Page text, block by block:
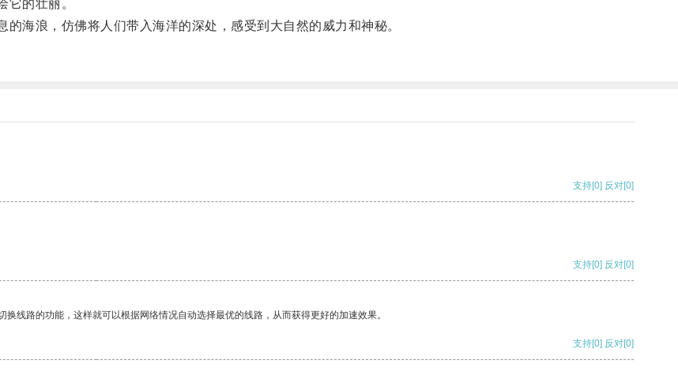
的壮丽。
浪，仿佛将人们带入海洋的深处，感受到大自然的威力和神秘。
支持[0] 反对[0]
支持[0] 反对[0]
线路的功能，这样就可以根据网络情况自动选择最优的线路，从而获得更好的加速效果。
支持[0] 反对[0]